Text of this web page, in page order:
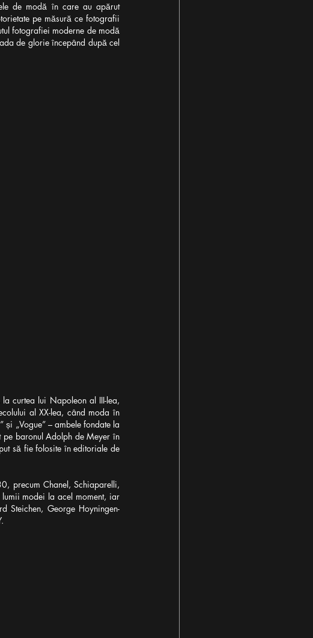
de modă în care au apărut
pe măsură ce fotografii
fotografiei moderne de modă
de glorie începând după cel
curtea lui Napoleon al III-lea,
al XX-lea, când moda în
și „Vogue” – ambele fondate la
baronul Adolph de Meyer în
să fie folosite în editoriale de
precum Chanel, Schiaparelli,
lumii modei la acel moment, iar
Steichen, George Hoyningen-